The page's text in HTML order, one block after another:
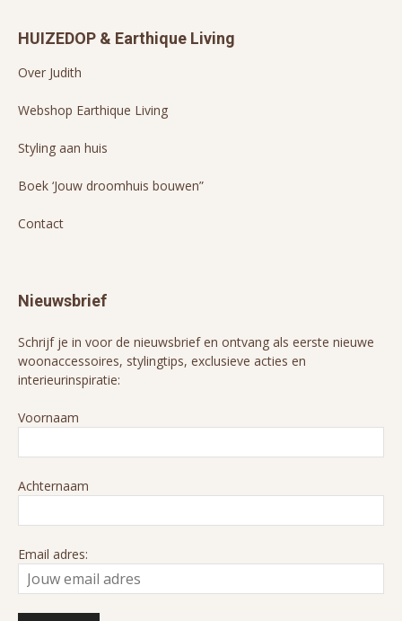
HUIZEDOP & Earthique Living
Over Judith
Webshop Earthique Living
Styling aan huis
Boek ‘Jouw droomhuis bouwen”
Contact
Nieuwsbrief
Schrijf je in voor de nieuwsbrief en ontvang als eerste nieuwe
woonaccessoires, stylingtips, exclusieve acties en
interieurinspiratie:
Voornaam
Achternaam
Email adres: